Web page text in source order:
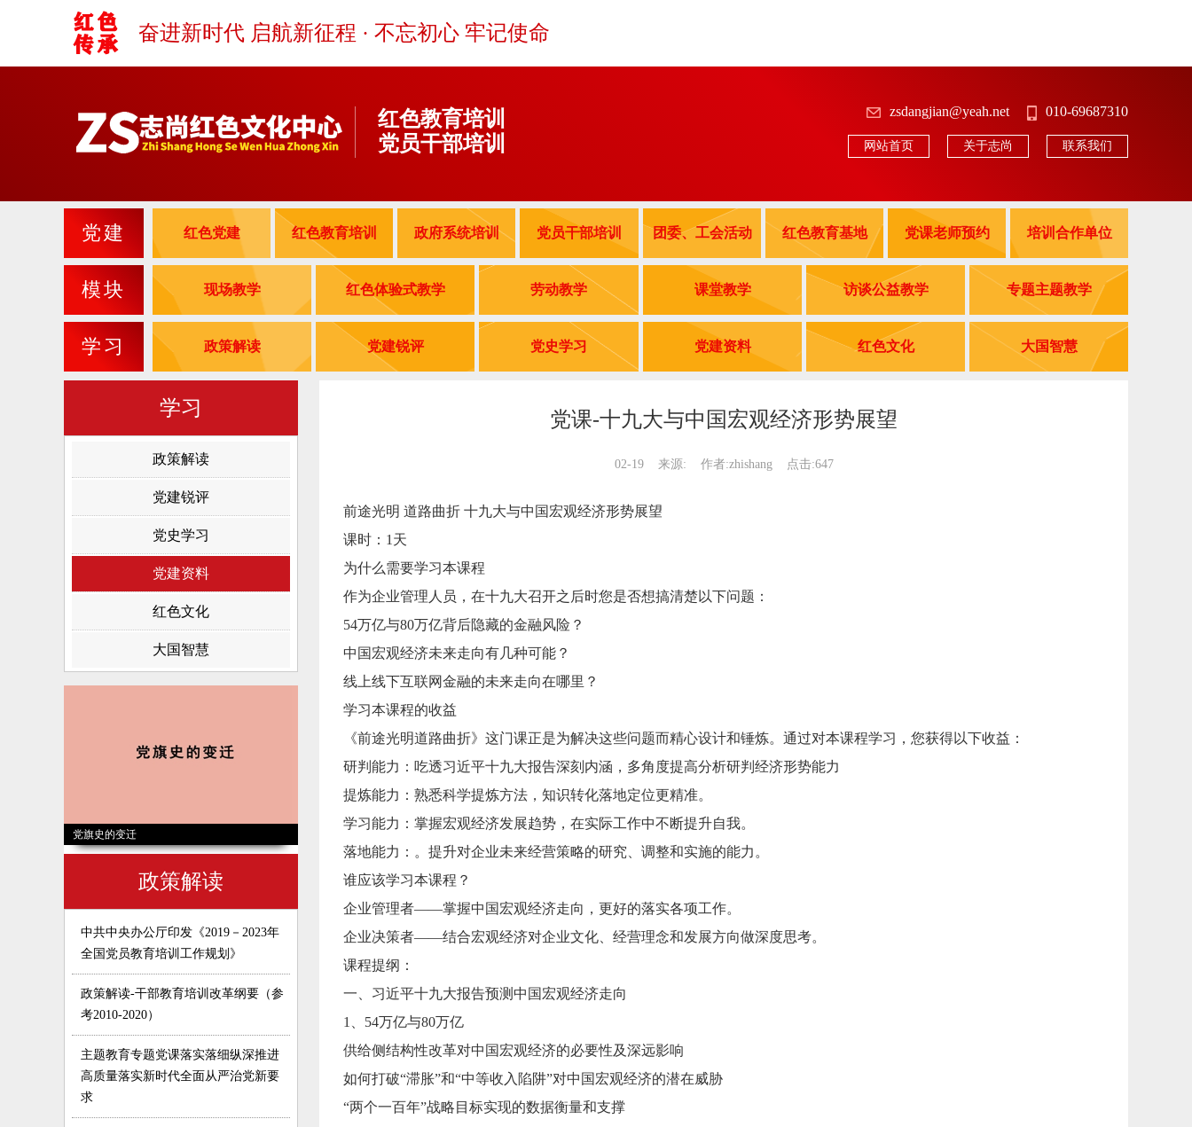
奋进新时代 启航新征程 · 不忘初心 牢记使命
红色教育培训
党员干部培训
zsdangjian@yeah.net 010-69687310
网站首页 关于志尚 联系我们
党建 红色党建 红色教育培训 政府系统培训 党员干部培训 团委、工会活动 红色教育基地 党课老师预约 培训合作单位
模块 现场教学 红色体验式教学 劳动教学 课堂教学 访谈公益教学 专题主题教学
学习 政策解读 党建锐评 党史学习 党建资料 红色文化 大国智慧
学习
政策解读
党建锐评
党史学习
党建资料
红色文化
大国智慧
党旗史的变迁 统计系统干部综合能力提升培训班 党课-十九大与中国宏观经济形势展望
政策解读
中共中央办公厅印发《2019－2023年
全国党员教育培训工作规划》
政策解读-干部教育培训改革纲要（参
考2010-2020）
主题教育专题党课落实落细纵深推进
高质量落实新时代全面从严治党新要
求
党课-十九大与中国宏观经济形势展望
02-19来源: 作者:zhishang 点击:647
前途光明 道路曲折 十九大与中国宏观经济形势展望
课时：1天
为什么需要学习本课程
作为企业管理人员，在十九大召开之后时您是否想搞清楚以下问题：
54万亿与80万亿背后隐藏的金融风险？
中国宏观经济未来走向有几种可能？
线上线下互联网金融的未来走向在哪里？
学习本课程的收益
《前途光明道路曲折》这门课正是为解决这些问题而精心设计和锤炼。通过对本课程学习，您获得以下收益：
研判能力：吃透习近平十九大报告深刻内涵，多角度提高分析研判经济形势能力
提炼能力：熟悉科学提炼方法，知识转化落地定位更精准。
学习能力：掌握宏观经济发展趋势，在实际工作中不断提升自我。
落地能力：。提升对企业未来经营策略的研究、调整和实施的能力。
谁应该学习本课程？
企业管理者——掌握中国宏观经济走向，更好的落实各项工作。
企业决策者——结合宏观经济对企业文化、经营理念和发展方向做深度思考。
课程提纲：
一、习近平十九大报告预测中国宏观经济走向
1、54万亿与80万亿
供给侧结构性改革对中国宏观经济的必要性及深远影响
如何打破“滞胀”和“中等收入陷阱”对中国宏观经济的潜在威胁
“两个一百年”战略目标实现的数据衡量和支撑